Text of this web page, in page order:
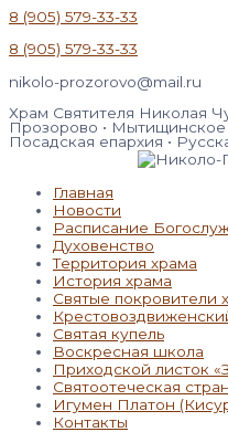
8 (905) 579-33-33
8 (905) 579-33-33
nikolo-prozorovo@mail.ru
Храм Святителя Николая
Прозорово • Мытищинское
Посадская епархия •
Главная
Новости
Расписание
Духовенство
Территория храма
История храма
Святые покровители
Святая купель
Воскресная школа
Приходской листок
Святоотеческая
Игумен Платон
Контакты